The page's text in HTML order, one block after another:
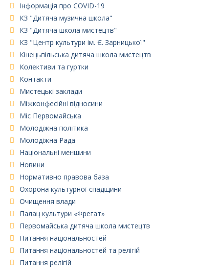
Інформація про COVID-19
КЗ "Дитяча музична школа"
КЗ "Дитяча школа мистецтв"
КЗ "Центр культури ім. Є. Зарницької"
Кінецьпільська дитяча школа мистецтв
Колективи та гуртки
Контакти
Мистецькі заклади
Міжконфесійні відносини
Міс Первомайська
Молодіжна політика
Молодіжна Рада
Національні меншини
Новини
Нормативно правова база
Охорона культурної спадщини
Очищення влади
Палац культури «Фрегат»
Первомайська дитяча школа мистецтв
Питання національностей
Питання національностей та релігій
Питання релігій